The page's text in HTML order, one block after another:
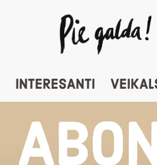
INTERESANTI